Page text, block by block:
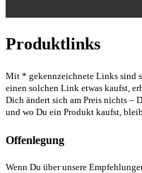
Produktlinks
Mit * gekennzeichnete Links sind
einen solchen Link etwas kaufst,
Dich ändert sich am Preis nichts –
und wo Du ein Produkt kaufst,
Offenlegung
Wenn Du über unsere